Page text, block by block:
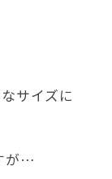
サイズに
が…